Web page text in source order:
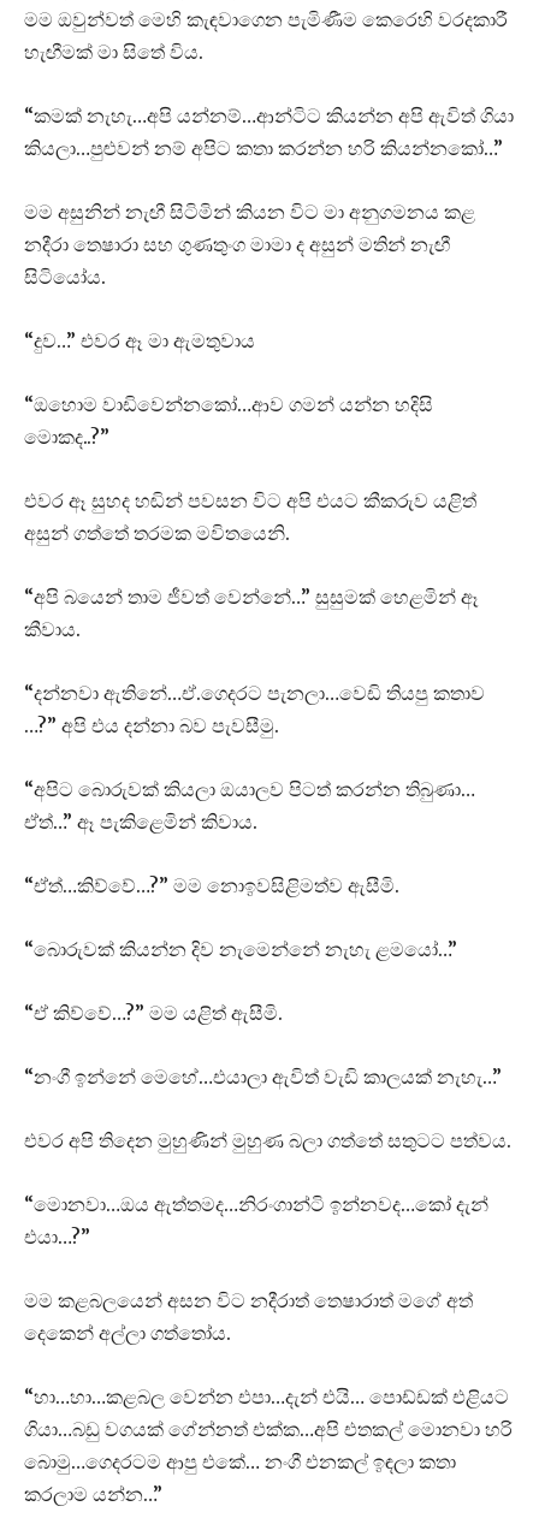
මම ඔවුන්වත් මෙහි කැඳවාගෙන පැමිණීම කෙරෙහි වරදකාරී
හැඟීමක් මා සිතේ විය.
“කමක් නැහැ…අපි යන්නම්…ආන්ටිට කියන්න අපි ඇවිත් ගියා
කියලා…පුළුවන් නම් අපිට කතා කරන්න හරි කියන්නකෝ…”
මම අසුනින් නැඟී සිටිමින් කියන විට මා අනුගමනය කළ
නදීරා තෙෂාරා සහ ගුණතුංග මාමා ද අසුන් මතින් නැඟී
සිටියෝය.
“දුව…” එවර ඈ මා ඇමතුවාය
“ඔහොම වාඩිවෙන්නකෝ…ආව ගමන් යන්න හදිසි
මොකද..?”
එවර ඈ සුහද හඬින් පවසන විට අපි එයට කීකරුව යළිත්
අසුන් ගත්තේ තරමක මවිතයෙනි.
“අපි බයෙන් තාම ජීවත් වෙන්නේ…” සුසුමක් හෙළමින් ඈ
කීවාය.
“දන්නවා ඇතිනේ…ඒ.ගෙදරට පැනලා…වෙඩි තියපු කතාව
…?” අපි එය දන්නා බව පැවසීමු.
“අපිට බොරුවක් කියලා ඔයාලව පිටත් කරන්න තිබුණා…
ඒත්…” ඈ පැකිළෙමින් කිවාය.
“ඒත්…කිව්වේ…?” මම නොඉවසිළිමත්ව ඇසීමි.
“බොරුවක් කියන්න දිව නැමෙන්නේ නැහැ ළමයෝ…”
“ඒ කිව්වේ…?” මම යළිත් ඇසීමි.
“නංගී ඉන්නේ මෙහේ…එයාලා ඇවිත් වැඩි කාලයක් නැහැ…”
එවර අපි තිදෙන මුහුණින් මුහුණ බලා ගත්තේ සතුටට පත්වය.
“මොනවා…ඔය ඇත්තමද…නිරංගාන්ටි ඉන්නවද…කෝ දැන්
එයා…?”
මම කළබලයෙන් අසන විට නදීරාත් තෙෂාරාත් මගේ අත්
දෙකෙන් අල්ලා ගත්තෝය.
“හා…හා…කළබල වෙන්න එපා…දැන් එයි… පොඩ්ඩක් එළියට
ගියා…බඩු වගයක් ගේන්නත් එක්ක…අපි එතකල් මොනවා හරි
බොමු…ගෙදරටම ආපු එකේ… නංගී එනකල් ඉඳලා කතා
කරලාම යන්න…”